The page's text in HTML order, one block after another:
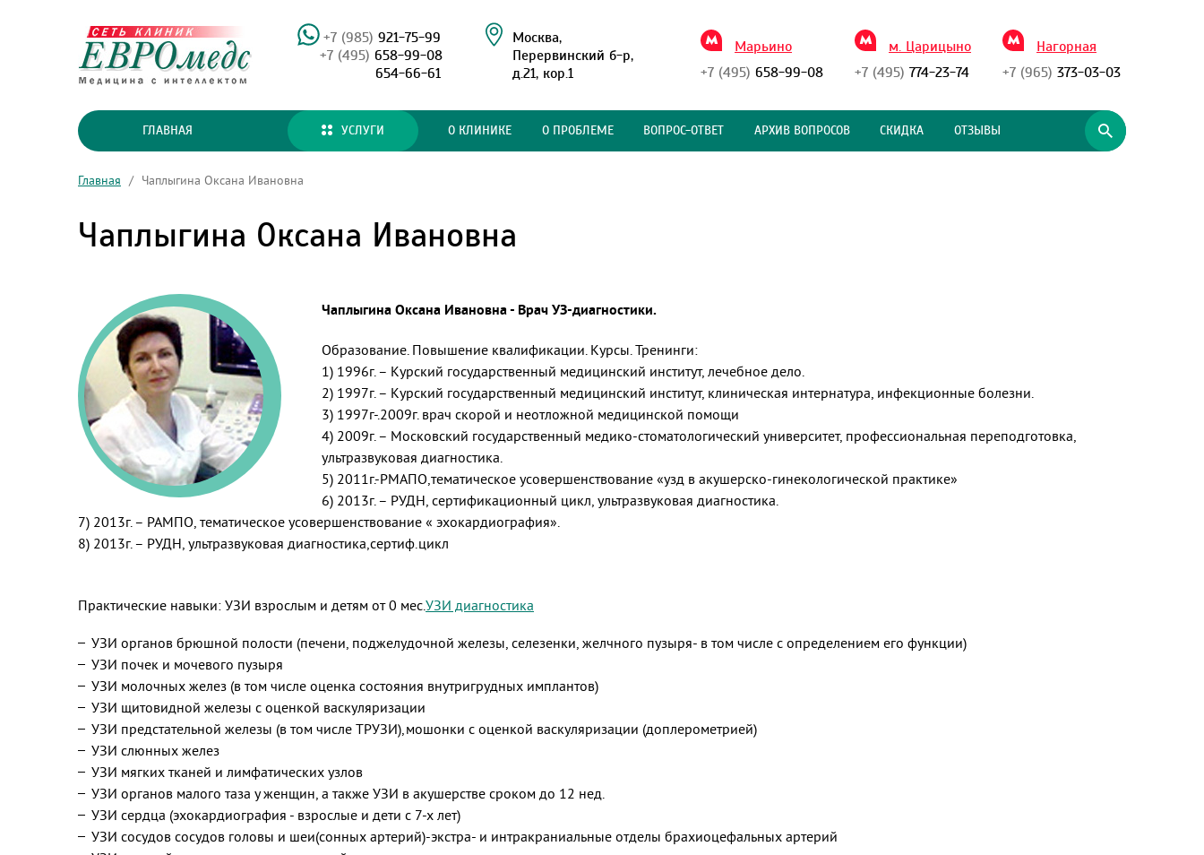
+7 (985) 921-75-99
+7 (495) 658-99-08
654-66-61
Москва,
Перервинский б-р,
д.21, кор.1
Марьино
+7 (495) 658-99-08
м. Царицыно
+7 (495) 774-23-74
Нагорная
+7 (965) 373-03-03
ГЛАВНАЯ УСЛУГИ О КЛИНИКЕ О ПРОБЛЕМЕ ВОПРОС-ОТВЕТ АРХИВ ВОПРОСОВ СКИДКА ОТЗЫВЫ
Главная / Чаплыгина Оксана Ивановна
Чаплыгина Оксана Ивановна
Чаплыгина Оксана Ивановна - Врач УЗ-диагностики.
Образование. Повышение квалификации. Курсы. Тренинги:
1) 1996г. – Курский государственный медицинский институт, лечебное дело.
2) 1997г. – Курский государственный медицинский институт, клиническая интернатура, инфекционные болезни.
3) 1997г-.2009г. врач скорой и неотложной медицинской помощи
4) 2009г. – Московский государственный медико-стоматологический университет, профессиональная переподготовка,
ультразвуковая диагностика.
5) 2011г.-РМАПО,тематическое усовершенствование «узд в акушерско-гинекологической практике»
6) 2013г. – РУДН, сертификационный цикл, ультразвуковая диагностика.
7) 2013г. – РАМПО, тематическое усовершенствование « эхокардиография».
8) 2013г. – РУДН, ультразвуковая диагностика,сертиф.цикл
Практические навыки: УЗИ взрослым и детям от 0 мес.УЗИ диагностика
УЗИ органов брюшной полости (печени, поджелудочной железы, селезенки, желчного пузыря- в том числе с определением его функции)
УЗИ почек и мочевого пузыря
УЗИ молочных желез (в том числе оценка состояния внутригрудных имплантов)
УЗИ щитовидной железы с оценкой васкуляризации
УЗИ предстательной железы (в том числе ТРУЗИ),мошонки с оценкой васкуляризации (доплерометрией)
УЗИ слюнных желез
УЗИ мягких тканей и лимфатических узлов
УЗИ органов малого таза у женщин, а также УЗИ в акушерстве сроком до 12 нед.
УЗИ сердца (эхокардиография - взрослые и дети с 7-х лет)
УЗИ сосудов сосудов головы и шеи(сонных артерий)-экстра- и интракраниальные отделы брахиоцефальных артерий